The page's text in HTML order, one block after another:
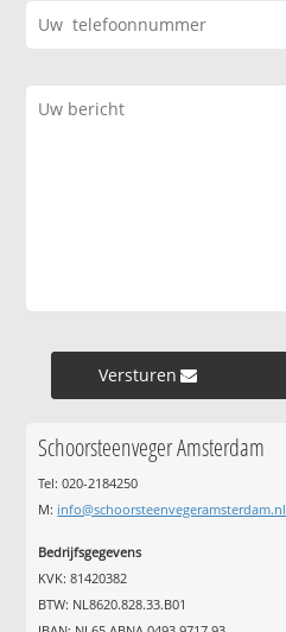
Versturen »
Schoorsteenveger Amsterdam
Tel: 020-2184250
M: info@schoorsteenvegeramsterdam.nl
Bedrijfsgegevens
KVK: 81420382
BTW: NL8620.828.33.B01